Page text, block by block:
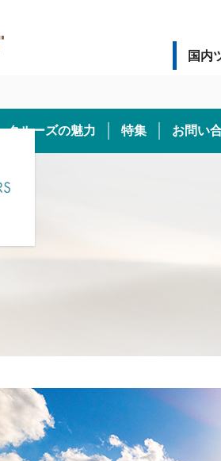
国内
クルーズの魅力 特集 お問い